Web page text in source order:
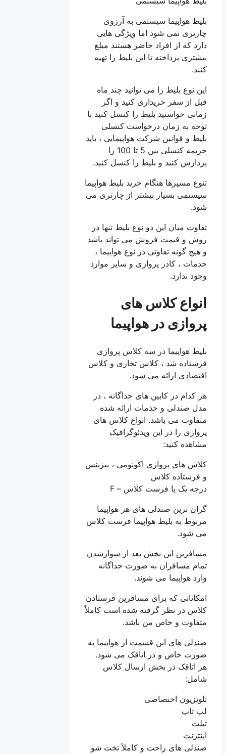
بلیط هواپیما سیستمی به آرزوی
چارتری نمی شود اما ویژگی هایی
دارد که از افراد حاضر هستند مبلغ
بیشتری پرداخته تا این بلیط را تهیه
کنند.
این نوع بلیط را می توانید چند ماه
قبل از سفر خریداری کنید و اگر
زمانی خواستید بلیط را کنسل کنید با
توجه به زمان درخواست کنسلی
بلیط و قوانین شرکت هواپیمایی ، باید
جریمه کنسلی بین 5 تا 100 را
پردازش کنید و بلیط را کنسل کنید.
تنوع مسیرها هنگام خرید بلیط هواپیما
سیستمی بسیار بیشتر از چارتری می
شود.
تفاوت میان این دو نوع بلیط تنها در
روش و قیمت فروش می تواند باشد
و هیچ گونه تفاوتی در نوع هواپیما ،
خدمات ، كادر پروازی و سایر موارد
وجود ندارد.
انواع کلاس های
پروازی در هواپیما
بلیط هواپیما در سه کلاس پروازی
فرستاده شد ، کلاس تجاری و کلاس
اقتصادی ارائه می شود.
هر کدام در کابین های جداگانه ، در
مدل صندلی و خدمات ارائه شده
متفاوت می باشد. انواع کلاس های
پروازی را در این ویدئوگرافیک
مشاهده کنید:
کلاس های پروازی اکونومی ، بیزینس
و فرستاده کلاس
درجه یک یا فرست کلاس – F
گران ترین صندلی های هر هواپیما
مربوط به بلیط هواپیما فرست کلاس
می شود.
مسافرین این بخش بعد از سوارشدن
تمام مسافران به صورت جداگانه
وارد هواپیما می شوند.
امکاناتی که برای مسافرین فرستادن
کلاس در نظر گرفته شده است کاملاً
متفاوت و خاص من باشد.
صندلی های این قسمت از هواپیما به
صورت خاص و در اتاقک می شود.
هر اتاقک در بخش ارسال کلاس
شامل:
تلویزیون اختصاصی
لپ تاپ
تبلت
اینترنت
صندلی های راحت و کاملاً تخت شو